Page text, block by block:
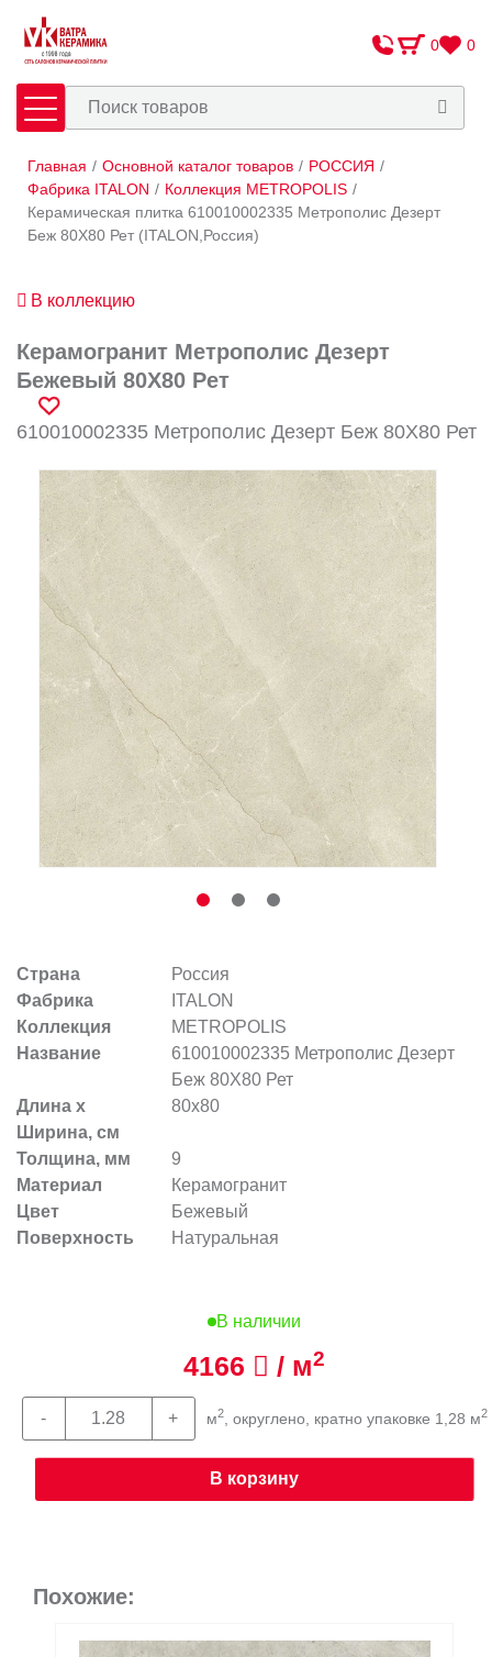
0 0
Плитка Сантехника
Оплата и доставка
Контакты
+7 (495) 532-06-30 internet@kdv.ru
Заказать звонок
Главная / Основной каталог товаров / РОССИЯ /
Фабрика ITALON / Коллекция METROPOLIS /
Керамическая плитка 610010002335 Метрополис Дезерт
Беж 80X80 Рет (ITALON,Россия)
В коллекцию
Керамогранит Метрополис Дезерт
Бежевый 80X80 Рет
610010002335 Метрополис Дезерт Беж 80X80 Рет
Страна
Россия
Фабрика
ITALON
Коллекция
METROPOLIS
Название
610010002335 Метрополис Дезерт
Беж 80X80 Рет
Длина х
Ширина, см
80x80
Толщина, мм
9
Материал
Керамогранит
Цвет
Бежевый
Поверхность
Натуральная
В наличии
4166 / м2
м2, округлено, кратно упаковке 1,28 м2
В корзину
Похожие: